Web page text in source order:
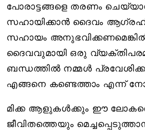
പോരാട്ടങ്ങളെ തരണം
സഹായിക്കാൻ ദൈവം
സഹായം
ദൈവവുമായി ഒരു
ബന്ധത്തിൽ നമ്മൾ
എങ്ങനെ കണ്ടെത്താം എന്ന്
മിക്ക ആളുകൾക്കും ഈ
ജീവിതത്തെയും